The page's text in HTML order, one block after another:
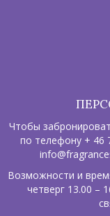
Чтобы
по телефону + 46
Возможности и
четверг 13.00 –